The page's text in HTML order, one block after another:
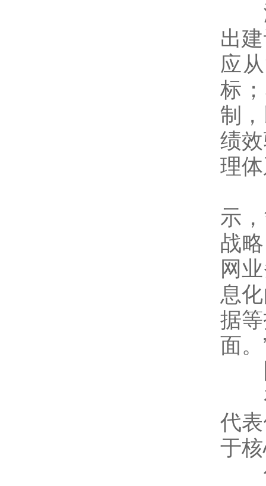
浙
出
应
标
制
绩
理
示
战
网
息
据
面。
在
代
于
伴